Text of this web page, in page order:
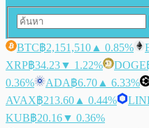
BTC฿2,151,510 ▲ 0.85%
XRP฿34.23▼ 1.22% DOGE
0.36%
ADA฿6.70 ▲ 6.33%
AVAX฿213.60 ▲ 0.44%
KUB฿20.16▼ 0.36%